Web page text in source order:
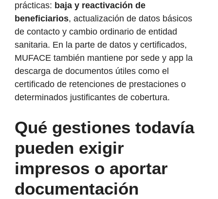
prácticas: baja y reactivación de
beneficiarios, actualización de datos básicos
de contacto y cambio ordinario de entidad
sanitaria. En la parte de datos y certificados,
MUFACE también mantiene por sede y app la
descarga de documentos útiles como el
certificado de retenciones de prestaciones o
determinados justificantes de cobertura.
Qué gestiones todavía
pueden exigir
impresos o aportar
documentación